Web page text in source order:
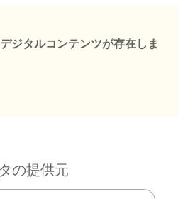
ジタルコンテンツが存在しま
の提供元